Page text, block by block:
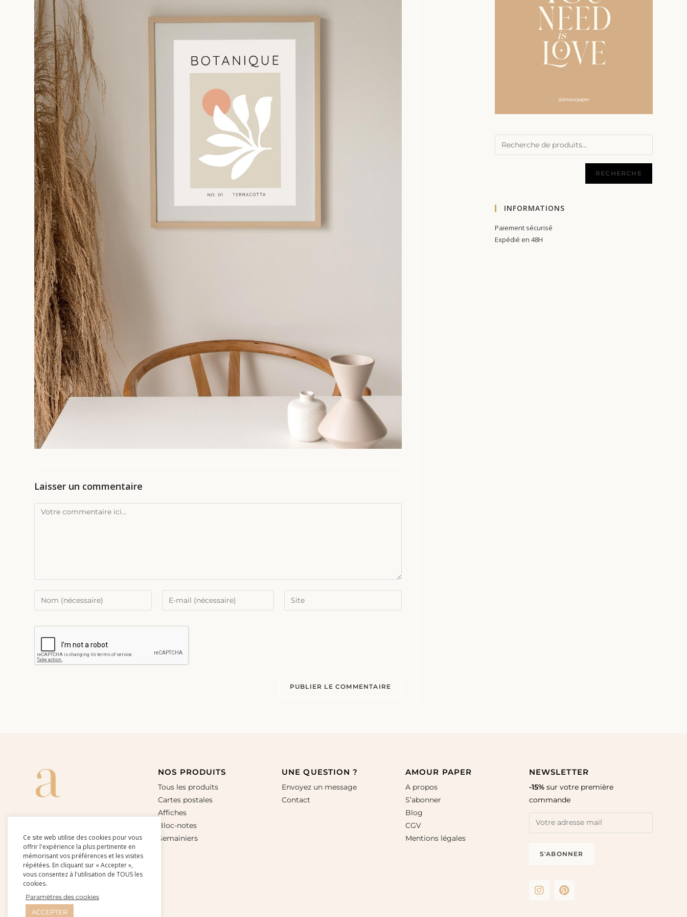
Laisser un commentaire
RECHERCHE
INFORMATIONS
Paiement sécurisé
Expédié en 48H
NOS PRODUITS
Tous les produits
Cartes postales
Affiches
Bloc-notes
Semainiers
UNE QUESTION ?
Envoyez un message
Contact
AMOUR PAPER
A propos
S’abonner
Blog
CGV
Mentions légales
NEWSLETTER
-15%sur votre première
commande
Ce site web utilise des cookies pour vous
offrir l'expérience la plus pertinente en
mémorisant vos préférences et les visites
répétées. En cliquant sur « Accepter »,
vous consentez à l'utilisation de TOUS les
cookies.
Paramètres des cookies
ACCEPTER